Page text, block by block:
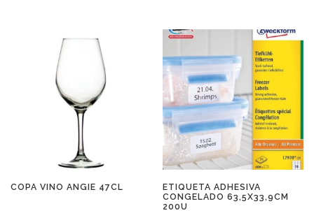
COPA VINO ANGIE 47CL
ETIQUETA ADHESIVA
CONGELADO 63,5X33,9CM
200U